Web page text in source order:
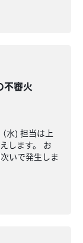
不審火
水) 担当は上
します。 お
いで発生しま